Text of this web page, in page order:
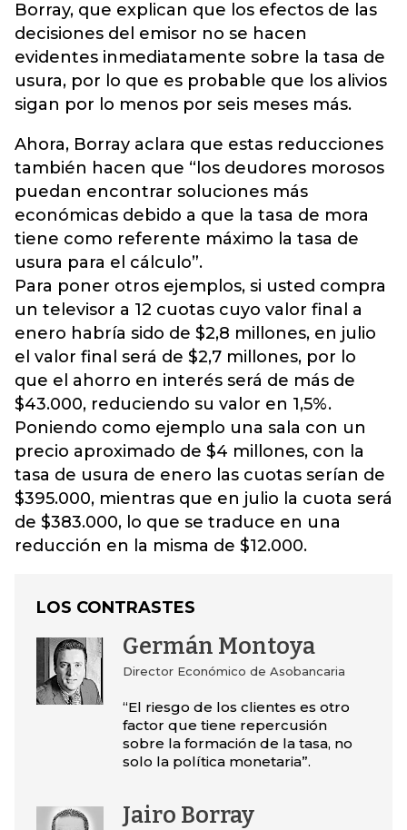
Borray, que explican que los efectos de las
decisiones del emisor no se hacen
evidentes inmediatamente sobre la tasa de
usura, por lo que es probable que los alivios
sigan por lo menos por seis meses más.
Ahora, Borray aclara que estas reducciones
también hacen que “los deudores morosos
puedan encontrar soluciones más
económicas debido a que la tasa de mora
tiene como referente máximo la tasa de
usura para el cálculo”.
Para poner otros ejemplos, si usted compra
un televisor a 12 cuotas cuyo valor final a
enero habría sido de $2,8 millones, en julio
el valor final será de $2,7 millones, por lo
que el ahorro en interés será de más de
$43.000, reduciendo su valor en 1,5%.
Poniendo como ejemplo una sala con un
precio aproximado de $4 millones, con la
tasa de usura de enero las cuotas serían de
$395.000, mientras que en julio la cuota será
de $383.000, lo que se traduce en una
reducción en la misma de $12.000.
LOS CONTRASTES
Germán Montoya
Director Económico de Asobancaria
“El riesgo de los clientes es otro
factor que tiene repercusión
sobre la formación de la tasa, no
solo la política monetaria”.
Jairo Borray